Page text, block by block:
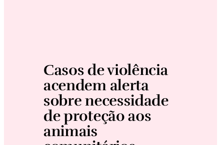
Casos de violência
acendem alerta
sobre necessidade
de proteção aos
animais